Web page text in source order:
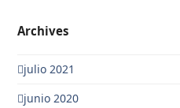
Archives
julio 2021
junio 2020